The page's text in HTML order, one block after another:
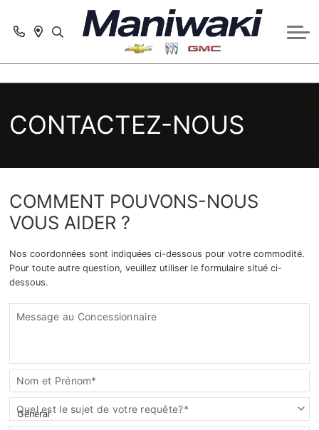
SERVICE
PRENDRE RDV AU SERVICE
OFFRES PROMOTIONNELLES DE SERVICE
CENTRE DE COLLISION
CONTACTEZ-NOUS
CONTACTEZ-NOUS
COMMENT POUVONS-NOUS
VOUS AIDER ?
Nos coordonnées sont indiquées ci-dessous pour votre commodité.
Pour toute autre question, veuillez utiliser le formulaire situé ci-
dessous.
Message au Concessionnaire
Communiquez
nous
Nom et Prénom*
Quel est le sujet de votre requête?*